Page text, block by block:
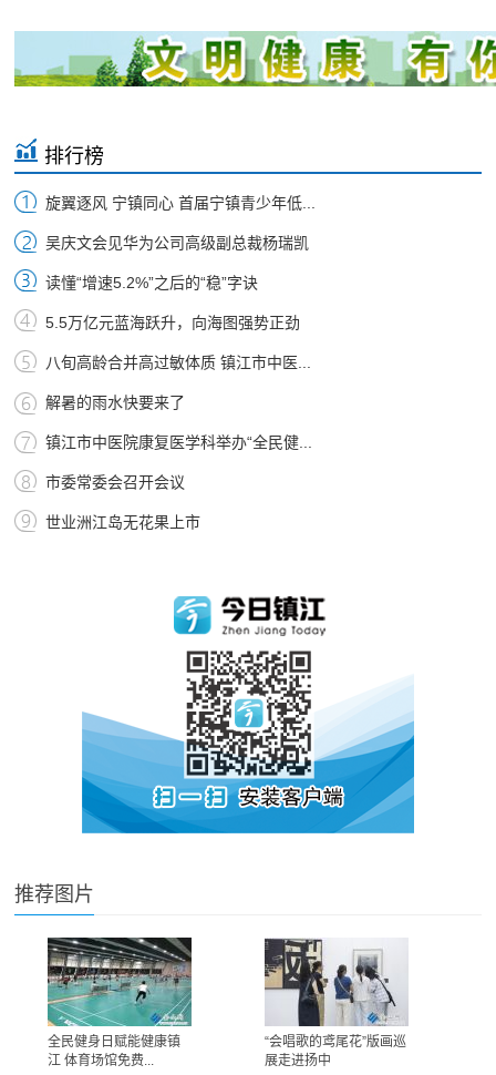
排行榜
旋翼逐风 宁镇同心 首届宁镇青少年低...
吴庆文会见华为公司高级副总裁杨瑞凯
读懂“增速5.2%”之后的“稳”字诀
5.5万亿元蓝海跃升，向海图强势正劲
八旬高龄合并高过敏体质 镇江市中医...
解暑的雨水快要来了
镇江市中医院康复医学科举办“全民健...
市委常委会召开会议
世业洲江岛无花果上市
推荐图片
全民健身日赋能健康镇
江 体育场馆免费...
“会唱歌的鸢尾花”版画巡
展走进扬中